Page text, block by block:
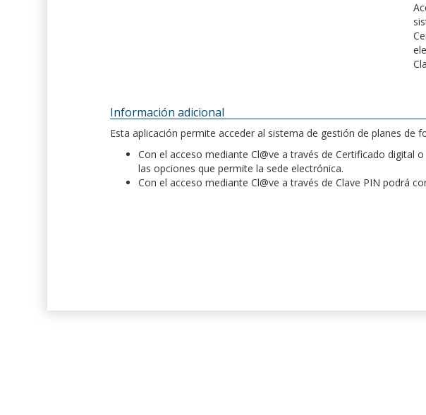
Información adicional
Esta aplicación permite acceder al sistema de gestión de planes de
Con el acceso mediante Cl@ve a través de Certificado
las opciones que permite la sede electrónica.
Con el acceso mediante Cl@ve a través de Clave PIN podrá